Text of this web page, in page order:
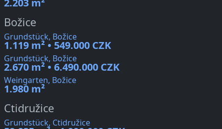
2.203 m²
Božice
Grundstück, Božice
1.119 m² • 549.000 CZK
Grundstück, Božice
2.670 m² • 6.490.000 CZK
Weingarten, Božice
1.980 m²
Ctidružice
Grundstück, Ctidružice